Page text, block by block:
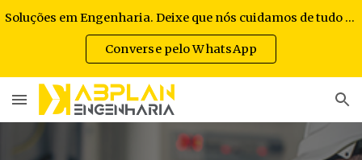
Soluções em Engenharia. Deixe que nós cuidamos de tudo por você.
Converse pelo WhatsApp